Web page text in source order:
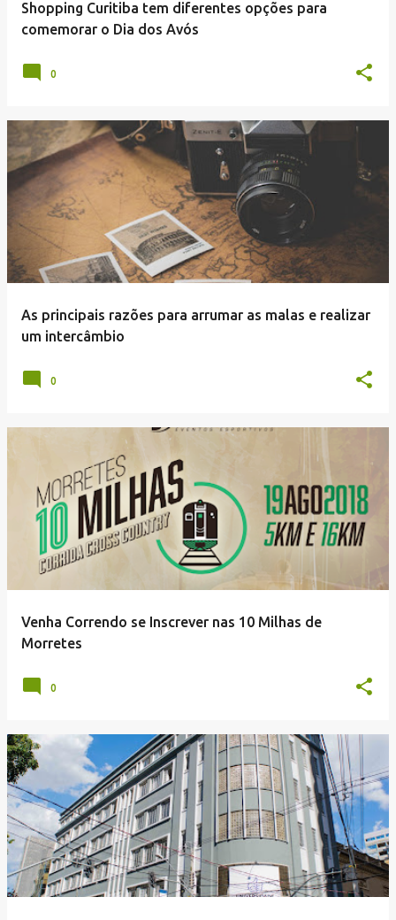
Shopping Curitiba tem diferentes opções para
comemorar o Dia dos Avós
0
As principais razões para arrumar as malas e realizar
um intercâmbio
0
Venha Correndo se Inscrever nas 10 Milhas de
Morretes
0